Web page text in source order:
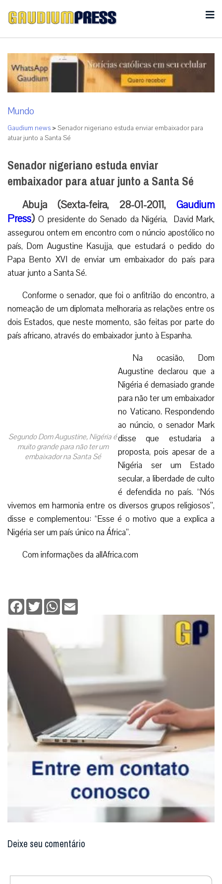
Mundo
Gaudium news >Senador nigeriano estuda enviar embaixador para
atuar junto a Santa Sé
Senador nigeriano estuda enviar
embaixador para atuar junto a Santa Sé
Abuja (Sexta-feira, 28-01-2011, Gaudium
Press)O presidente do Senado da Nigéria, David Mark,
assegurou ontem em encontro com o núncio apostólico no
país, Dom Augustine Kasujja, que estudará o pedido do
Papa Bento XVI de enviar um embaixador do país para
atuar junto a Santa Sé.
Conforme o senador, que foi o anfitrião do encontro, a
nomeação de um diplomata melhoraria as relações entre os
dois Estados, que neste momento, são feitas por parte do
país africano, através do embaixador junto à Espanha.
Segundo Dom Augustine, Nigéria é
muito grande para não ter um
embaixador na Santa Sé
Na ocasião, Dom
Augustine declarou que a
Nigéria é demasiado grande
para não ter um embaixador
no Vaticano. Respondendo
ao núncio, o senador Mark
disse que estudaria a
proposta, pois apesar de a
Nigéria ser um Estado
secular, a liberdade de culto
é defendida no país. “Nós
vivemos em harmonia entre os diversos grupos religiosos”,
disse e complementou: “Esse é o motivo que a explica a
Nigéria ser um país único na África”.
Com informações da allAfrica.com
Facebook
TwitterWhatsApp
Deixe seu comentário